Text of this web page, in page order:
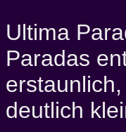
Ultima
Paradas
deutlich